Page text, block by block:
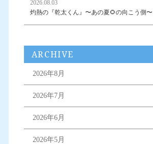
2026.08.03
灼熱の『乾太くん』〜あの夏🌻の向こう側〜
ARCHIVE
2026年8月
2026年7月
2026年6月
2026年5月